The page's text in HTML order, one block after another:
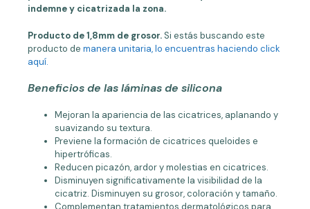
indemne y cicatrizada la zona.
Producto de 1,8mm de grosor.Si estás buscando este
producto de manera unitaria, lo encuentras haciendo click
aquí.
Beneficios de las láminas de silicona
Mejoran la apariencia de las cicatrices, aplanando y
suavizando su textura.
Previene la formación de cicatrices queloides e
hipertróficas.
Reducen picazón, ardor y molestias en cicatrices.
Disminuyen significativamente la visibilidad de la
cicatriz. Disminuyen su grosor, coloración y tamaño.